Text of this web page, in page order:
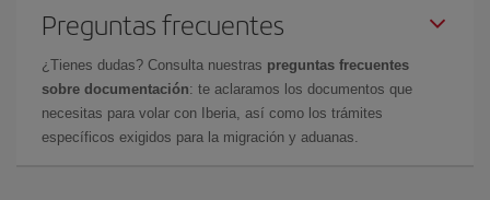
Preguntas frecuentes
¿Tienes dudas? Consulta nuestras preguntas frecuentes
sobre documentación: te aclaramos los documentos que
necesitas para volar con Iberia, así como los trámites
específicos exigidos para la migración y aduanas.